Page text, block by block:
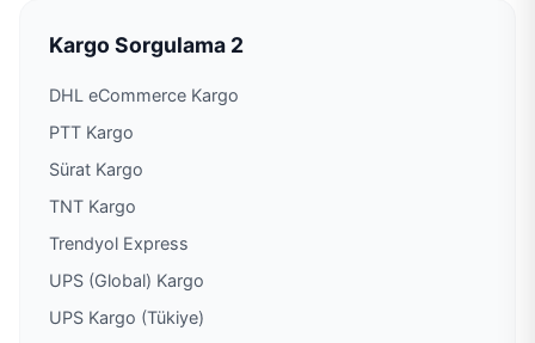
PTT Kargo Yeşilyurt Şubesi
PTT Kargo Yıldıztepe Acenteliği
PTT Kargo Zile Müdürlüğü
Kargo Sorgulama 2
DHL eCommerce Kargo
PTT Kargo
Sürat Kargo
TNT Kargo
Trendyol Express
UPS (Global) Kargo
UPS Kargo (Tükiye)